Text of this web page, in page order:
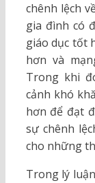
chênh lệch
gia đình có
giáo dục tốt
hơn và
Trong khi
cảnh khó
hơn để đạt
sự chênh
cho những
Trong lý